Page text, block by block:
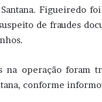
Figueiredo
de fraudes
na operação foram
conforme